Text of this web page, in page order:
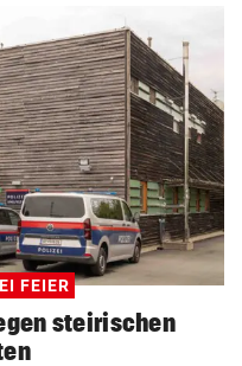
FEIER
steirischen